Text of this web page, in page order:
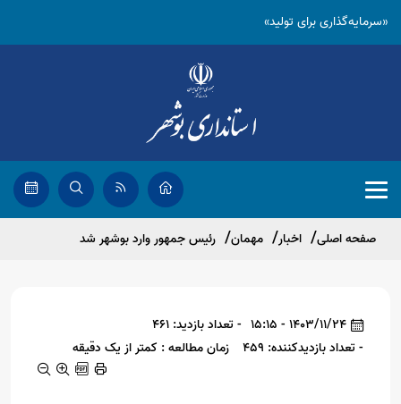
«سرمایه‌گذاری برای تولید»
صفحه اصلی اخبار مهمان رئیس جمهور وارد بوشهر شد
1403/11/24 - 15:15
- تعداد بازدید: 461
- تعداد بازدیدکننده: 459
زمان مطالعه : کمتر از یک دقیقه